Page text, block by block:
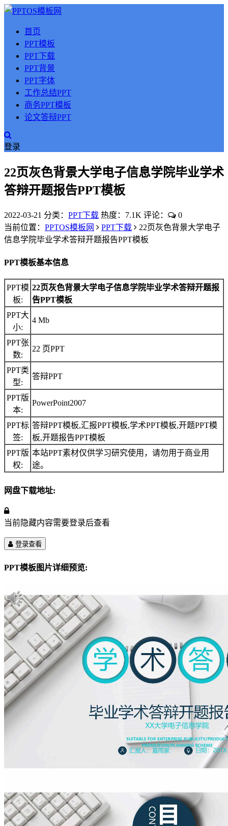
首页
PPT模板
PPT下载
PPT背景
PPT字体
工作总结PPT
商务PPT模板
论文答辩PPT
登录
22页灰色背景大学电子信息学院毕业学术
答辩开题报告PPT模板
2022-03-21 分类： PPT下载 热度：7.1K 评论：
0
当前位置： PPTOS模板网 PPT下载
22页灰色背景大学电子
信息学院毕业学术答辩开题报告PPT模板
PPT模板基本信息
PPT模
板:
22页灰色背景大学电子信息学院毕业学术答辩开题报
告PPT模板
PPT大
小:
4 Mb
PPT张
数:
22 页PPT
PPT类
型:
答辩PPT
PPT版
本:
PowerPoint2007
PPT标
签:
答辩PPT模板,汇报PPT模板,学术PPT模板,开题PPT模
板,开题报告PPT模板
PPT版
权:
本站PPT素材仅供学习研究使用，请勿用于商业用
途。
网盘下载地址:
当前隐藏内容需要登录后查看
登录查看
PPT模板图片详细预览: